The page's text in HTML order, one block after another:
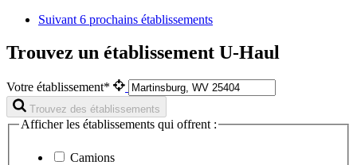
Suivant 6 prochains établissements
Trouvez un établissement U-Haul
Votre établissement*
Trouvez des établissements
Afficher les établissements qui offrent :
Camions